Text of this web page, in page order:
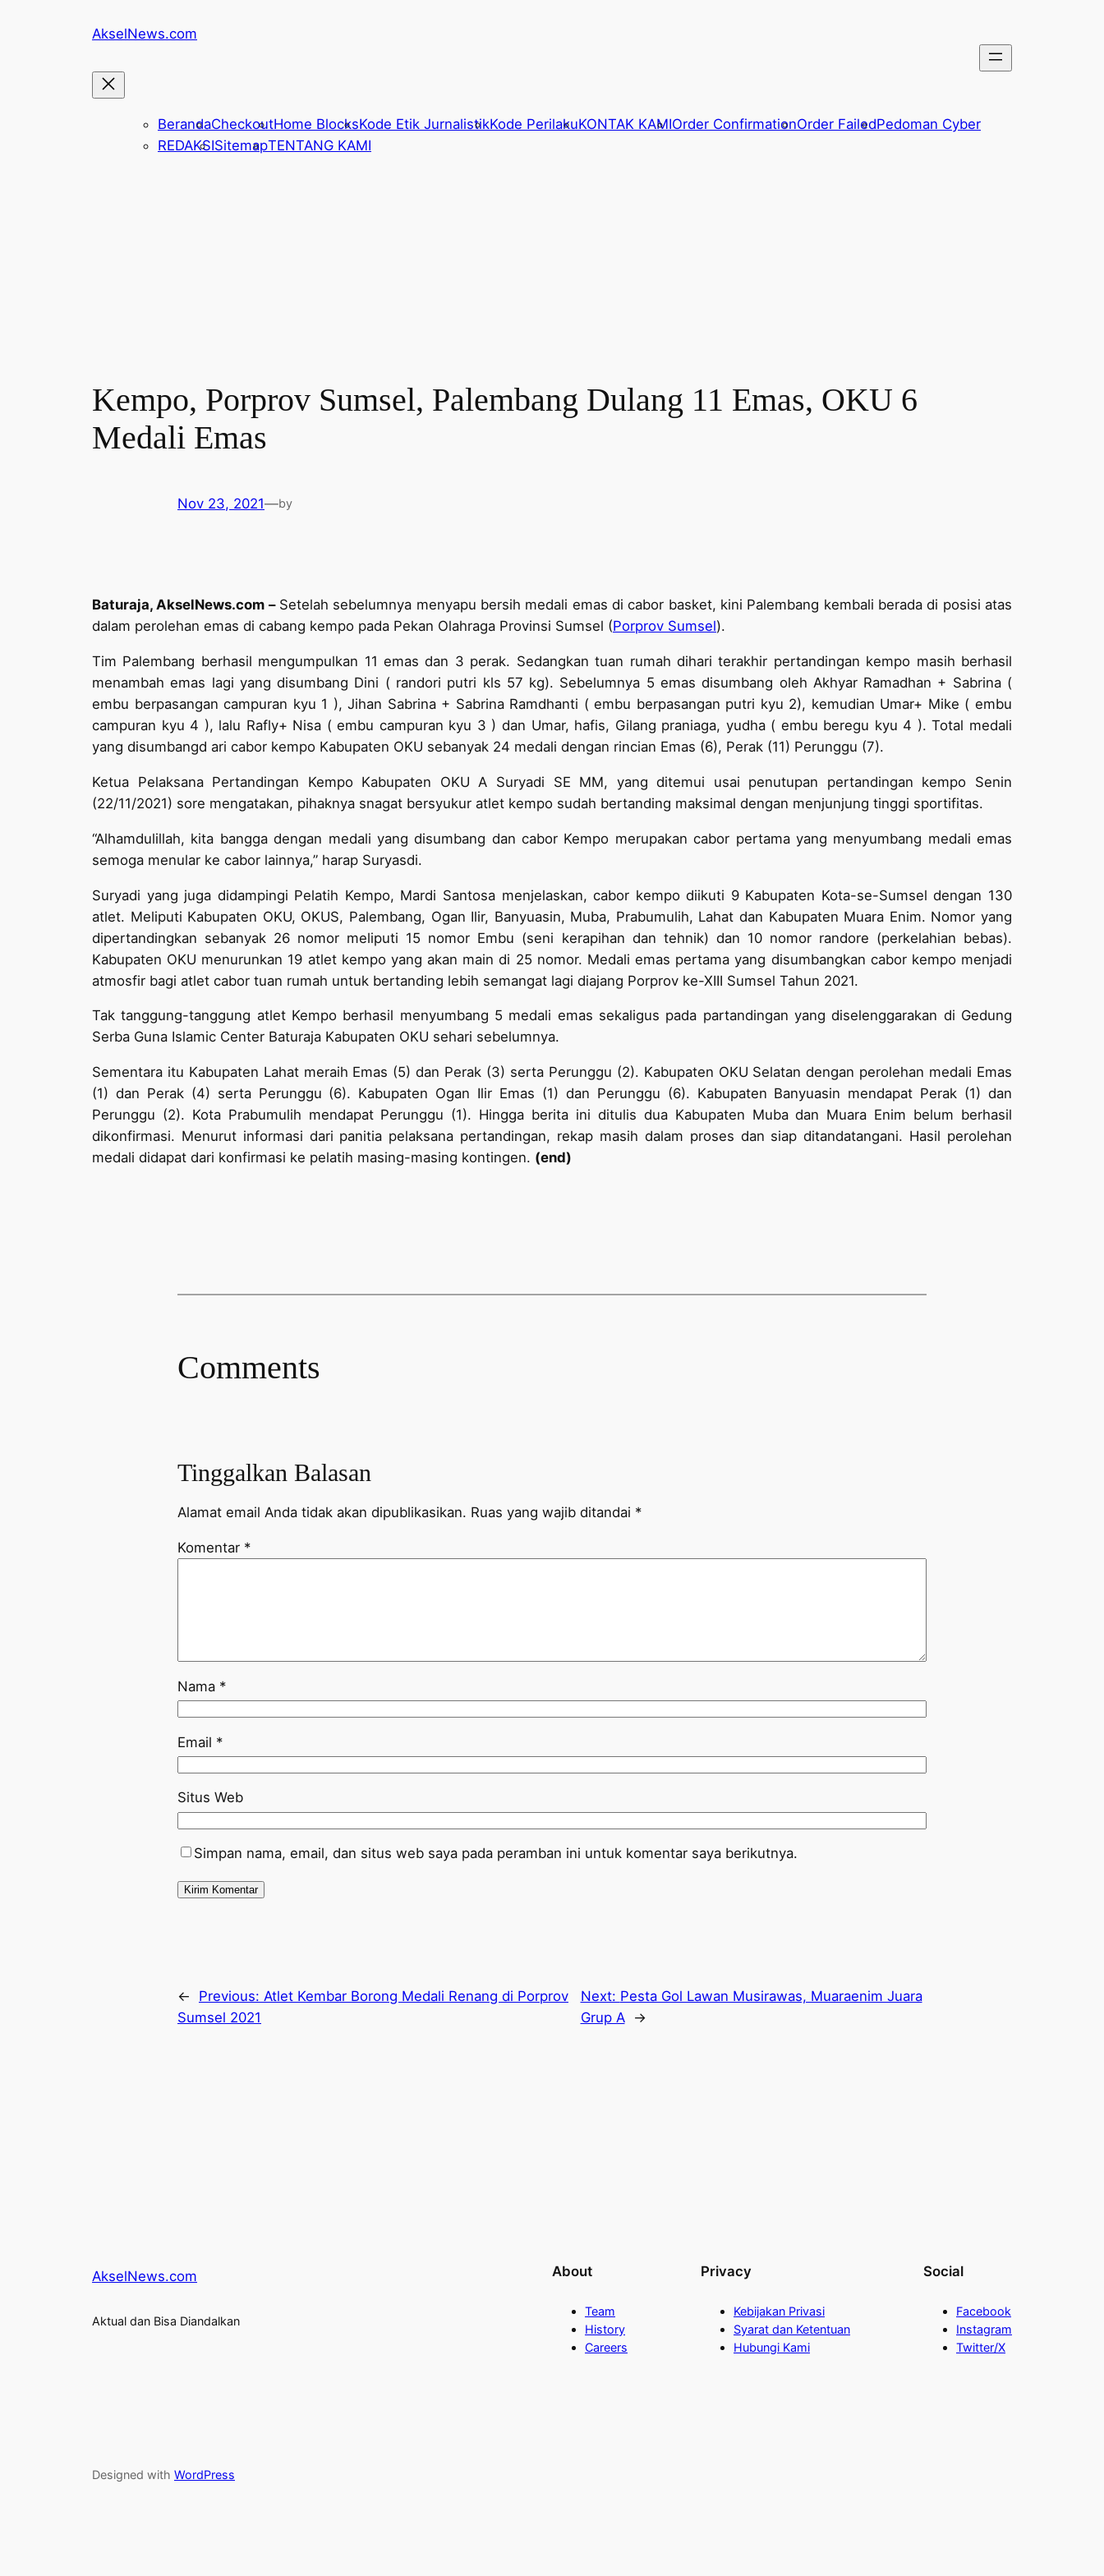
AkselNews.com
BerandaCheckoutHome BlocksKode Etik JurnalistikKode PerilakuKONTAK KAMIOrder ConfirmationOrder FailedPedoman Cyber
REDAKSISitemapTENTANG KAMI
Kempo, Porprov Sumsel, Palembang Dulang 11 Emas, OKU 6
Medali Emas
Nov 23, 2021—by
Baturaja, AkselNews.com –Setelah sebelumnya menyapu bersih medali emas di cabor basket, kini Palembang kembali berada di posisi atas
dalam perolehan emas di cabang kempo pada Pekan Olahraga Provinsi Sumsel (Porprov Sumsel).
Tim Palembang berhasil mengumpulkan 11 emas dan 3 perak. Sedangkan tuan rumah dihari terakhir pertandingan kempo masih berhasil
menambah emas lagi yang disumbang Dini ( randori putri kls 57 kg). Sebelumnya 5 emas disumbang oleh Akhyar Ramadhan + Sabrina (
embu berpasangan campuran kyu 1 ), Jihan Sabrina + Sabrina Ramdhanti ( embu berpasangan putri kyu 2), kemudian Umar+ Mike ( embu
campuran kyu 4 ), lalu Rafly+ Nisa ( embu campuran kyu 3 ) dan Umar, hafis, Gilang praniaga, yudha ( embu beregu kyu 4 ). Total medali
yang disumbangd ari cabor kempo Kabupaten OKU sebanyak 24 medali dengan rincian Emas (6), Perak (11) Perunggu (7).
Ketua Pelaksana Pertandingan Kempo Kabupaten OKU A Suryadi SE MM, yang ditemui usai penutupan pertandingan kempo Senin
(22/11/2021) sore mengatakan, pihaknya snagat bersyukur atlet kempo sudah bertanding maksimal dengan menjunjung tinggi sportifitas.
“Alhamdulillah, kita bangga dengan medali yang disumbang dan cabor Kempo merupakan cabor pertama yang menyumbang medali emas
semoga menular ke cabor lainnya,” harap Suryasdi.
Suryadi yang juga didampingi Pelatih Kempo, Mardi Santosa menjelaskan, cabor kempo diikuti 9 Kabupaten Kota-se-Sumsel dengan 130
atlet. Meliputi Kabupaten OKU, OKUS, Palembang, Ogan Ilir, Banyuasin, Muba, Prabumulih, Lahat dan Kabupaten Muara Enim. Nomor yang
dipertandingkan sebanyak 26 nomor meliputi 15 nomor Embu (seni kerapihan dan tehnik) dan 10 nomor randore (perkelahian bebas).
Kabupaten OKU menurunkan 19 atlet kempo yang akan main di 25 nomor. Medali emas pertama yang disumbangkan cabor kempo menjadi
atmosfir bagi atlet cabor tuan rumah untuk bertanding lebih semangat lagi diajang Porprov ke-XIII Sumsel Tahun 2021.
Tak tanggung-tanggung atlet Kempo berhasil menyumbang 5 medali emas sekaligus pada partandingan yang diselenggarakan di Gedung
Serba Guna Islamic Center Baturaja Kabupaten OKU sehari sebelumnya.
Sementara itu Kabupaten Lahat meraih Emas (5) dan Perak (3) serta Perunggu (2). Kabupaten OKU Selatan dengan perolehan medali Emas
(1) dan Perak (4) serta Perunggu (6). Kabupaten Ogan Ilir Emas (1) dan Perunggu (6). Kabupaten Banyuasin mendapat Perak (1) dan
Perunggu (2). Kota Prabumulih mendapat Perunggu (1). Hingga berita ini ditulis dua Kabupaten Muba dan Muara Enim belum berhasil
dikonfirmasi. Menurut informasi dari panitia pelaksana pertandingan, rekap masih dalam proses dan siap ditandatangani. Hasil perolehan
medali didapat dari konfirmasi ke pelatih masing-masing kontingen. (end)
Comments
Tinggalkan Balasan
Alamat email Anda tidak akan dipublikasikan. Ruas yang wajib ditandai *
Komentar *
Nama *
Email *
Situs Web
Simpan nama, email, dan situs web saya pada peramban ini untuk komentar saya berikutnya.
← Previous: Atlet Kembar Borong Medali Renang di Porprov
Sumsel 2021
Next: Pesta Gol Lawan Musirawas, Muaraenim Juara
Grup A
→
AkselNews.com
Aktual dan Bisa Diandalkan
About
Team
History
Careers
Privacy
Kebijakan Privasi
Syarat dan Ketentuan
Hubungi Kami
Social
Facebook
Instagram
Twitter/X
Designed with WordPress